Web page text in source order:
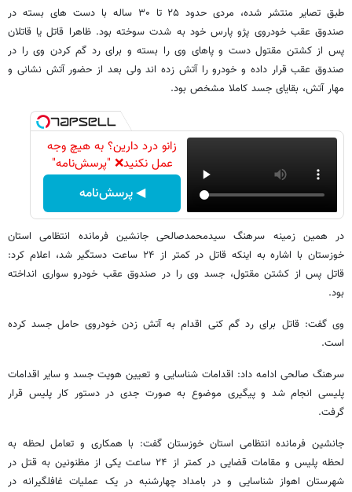
طبق تصایر منتشر شده، مردی حدود ۲۵ تا ۳۰ ساله با دست های بسته در
صندوق عقب خودروی پژو پارس خود به شدت سوخته بود. ظاهرا قاتل یا قاتلان
پس از کشتن مقتول دست و پاهای وی را بسته و برای رد گم کردن وی را در
صندوق عقب قرار داده و خودرو را آتش زده اند ولی بعد از حضور آتش نشانی و
مهار آتش، بقایای جسد کاملا مشخص بود.
زانو درد دارین؟ به هیچ وجه
عمل نکنید❌ "پرسش‌نامه"
◀ پرسش‌نامه
در همین زمینه سرهنگ سیدمحمدصالحی جانشین فرمانده انتظامی استان
خوزستان با اشاره به اینکه قاتل در کمتر از ۲۴ ساعت دستگیر شد، اعلام کرد:
قاتل پس از کشتن مقتول، جسد وی را در صندوق عقب خودرو سواری انداخته
بود.
وی گفت: قاتل برای رد گم کنی اقدام به آتش زدن خودروی حامل جسد کرده
است.
سرهنگ صالحی ادامه داد: اقدامات شناسایی و تعیین هویت جسد و سایر اقدامات
پلیسی انجام شد و پیگیری موضوع به صورت جدی در دستور کار پلیس قرار
گرفت.
جانشین فرمانده انتظامی استان خوزستان گفت: با همکاری و تعامل لحظه به
لحظه پلیس و مقامات قضایی در کمتر از ۲۴ ساعت یکی از مظنونین به قتل در
شهرستان اهواز شناسایی و در بامداد چهارشنبه در یک عملیات غافلگیرانه در